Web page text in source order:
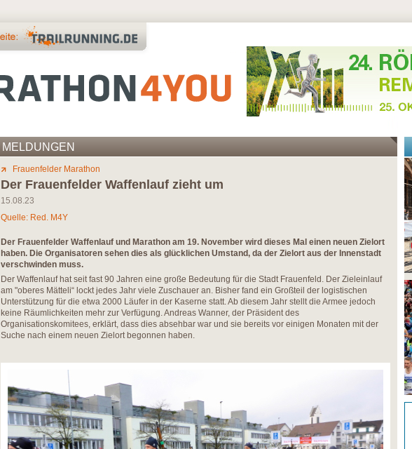
MELDUNGEN
Frauenfelder Marathon
Der Frauenfelder Waffenlauf zieht um
15.08.23
Quelle: Red. M4Y
Der Frauenfelder Waffenlauf und Marathon am 19. November wird dieses Mal einen neuen Zielort
haben. Die Organisatoren sehen dies als glücklichen Umstand, da der Zielort aus der Innenstadt
verschwinden muss.
Der Waffenlauf hat seit fast 90 Jahren eine große Bedeutung für die Stadt Frauenfeld. Der Zieleinlauf
am "oberes Mätteli“ lockt jedes Jahr viele Zuschauer an. Bisher fand ein Großteil der logistischen
Unterstützung für die etwa 2000 Läufer in der Kaserne statt. Ab diesem Jahr stellt die Armee jedoch
keine Räumlichkeiten mehr zur Verfügung. Andreas Wanner, der Präsident des
Organisationskomitees, erklärt, dass dies absehbar war und sie bereits vor einigen Monaten mit der
Suche nach einem neuen Zielort begonnen haben.